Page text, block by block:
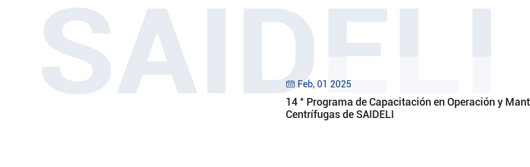
 Feb, 01 2025
14 ° Programa de Capacitación en Operación y
Centrífugas de SAIDELI